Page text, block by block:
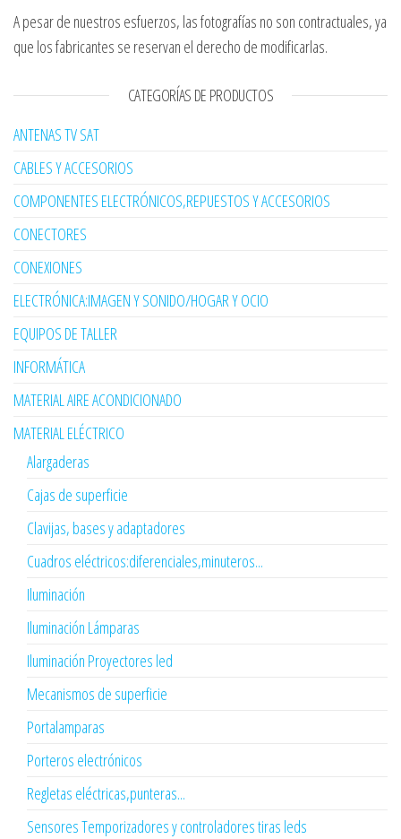
A pesar de nuestros esfuerzos, las fotografías no son contractuales, ya
que los fabricantes se reservan el derecho de modificarlas.
CATEGORÍAS DE PRODUCTOS
ANTENAS TV SAT
CABLES Y ACCESORIOS
COMPONENTES ELECTRÓNICOS,REPUESTOS Y ACCESORIOS
CONECTORES
CONEXIONES
ELECTRÓNICA:IMAGEN Y SONIDO/HOGAR Y OCIO
EQUIPOS DE TALLER
INFORMÁTICA
MATERIAL AIRE ACONDICIONADO
MATERIAL ELÉCTRICO
Alargaderas
Cajas de superficie
Clavijas, bases y adaptadores
Cuadros eléctricos:diferenciales,minuteros...
Iluminación
Iluminación Lámparas
Iluminación Proyectores led
Mecanismos de superficie
Portalamparas
Porteros electrónicos
Regletas eléctricas,punteras...
Sensores Temporizadores y controladores tiras leds